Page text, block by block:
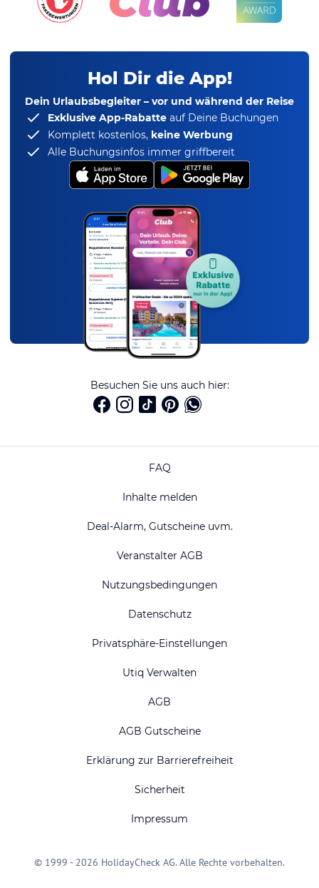
Hol Dir die App!
Dein Urlaubsbegleiter – vor und während der Reise
Exklusive App-Rabatte auf Deine Buchungen
Komplett kostenlos, keine Werbung
Alle Buchungsinfos immer griffbereit
Besuchen Sie uns auch hier:
FAQ
Inhalte melden
Deal-Alarm, Gutscheine uvm.
Veranstalter AGB
Nutzungsbedingungen
Datenschutz
Privatsphäre-Einstellungen
Utiq Verwalten
AGB
AGB Gutscheine
Erklärung zur Barrierefreiheit
Sicherheit
Impressum
© 1999 - 2026 HolidayCheck AG. Alle Rechte vorbehalten.